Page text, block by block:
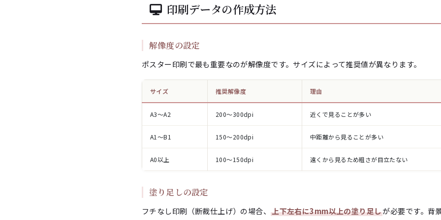
印刷データの作成方法
解像度の設定
ポスター印刷で最も重要なのが解像度です。サイズによって推奨値が異なります。
サイズ 推奨解像度 理由
A3〜A2 200〜300dpi 近くで見ることが多い
A1〜B1 150〜200dpi 中距離から見ることが多い
A0以上 100〜150dpi 遠くから見るため粗さが目立たない
塗り足しの設定
フチなし印刷（断裁仕上げ）の場合、上下左右に3mm以上の塗り足しが必要です。背